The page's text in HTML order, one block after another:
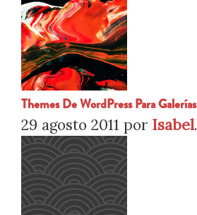
Themes De WordPress Para Galerías
29 agosto 2011 por Isabel.